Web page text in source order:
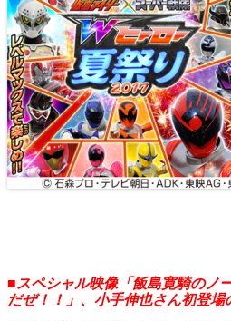
■スペシャル映像「飯島寛騎のノ
だぜ！！」、小手伸也さん初登場